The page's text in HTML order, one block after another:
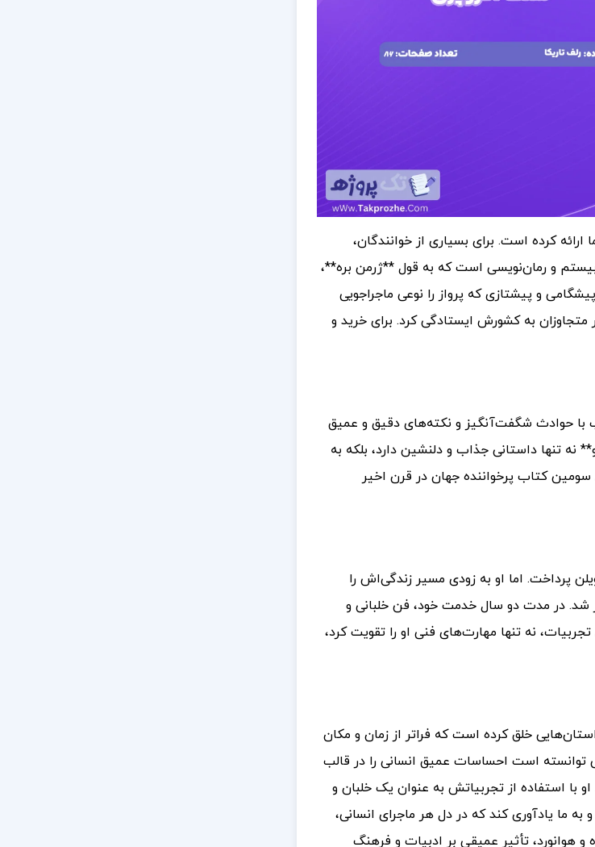
ارائه کرده است. برای بسیاری از خوانندگان،
و رمان‌نویسی است که به قول **ژرمن بره**،
و پیشتازی که پرواز را نوعی ماجراجویی
متجاوزان به کشورش ایستادگی کرد. برای خرید و
کتاب با حوادث شگفت‌آنگیز و نکته‌های دقیق و عمیق
نه تنها داستانی جذاب و دلنشین دارد، بلکه به
کتاب پرخواننده جهان در قرن اخیر
پرداخت. اما او به زودی مسیر زندگی‌اش را
به کار شد. در مدت دو سال خدمت خود، فن خلبانی و
نه تنها مهارت‌های فنی او را تقویت کرد،
خلق کرده است که فراتر از زمان و مکان
توانسته است احساسات عمیق انسانی را در قالب
با استفاده از تجربیاتش به عنوان یک خلبان و
ما یادآوری کند که در دل هر ماجرای انسانی،
تأثیر عمیقی بر ادبیات و فرهنگ